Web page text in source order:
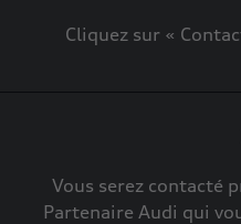
Cliquez sur «
Vous serez contacté
Partenaire Audi qui